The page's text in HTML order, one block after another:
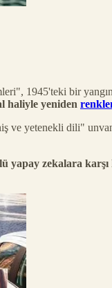
1945'teki bir
haliyle yeniden
ve yetenekli dili"
yapay zekalara